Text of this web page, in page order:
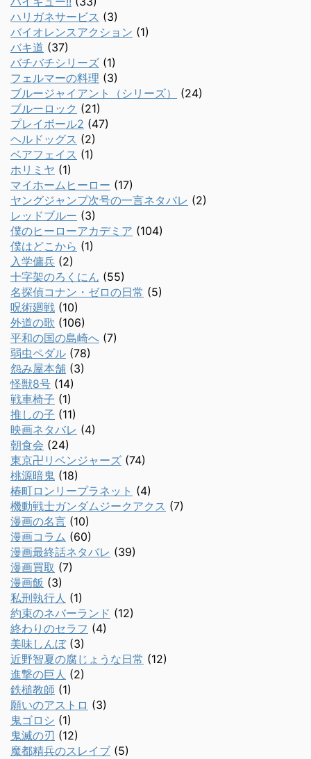
ハリガネサービス (3)
バイオレンスアクション (1)
バキ道 (37)
バチバチシリーズ (1)
フェルマーの料理 (3)
ブルージャイアント（シリーズ）
(24)
ブルーロック (21)
プレイボール2 (47)
ヘルドッグス (2)
ベアフェイス (1)
ホリミヤ (1)
マイホームヒーロー (17)
ヤングジャンプ次号の一言ネタバレ (2)
レッドブルー (3)
僕のヒーローアカデミア (104)
僕はどこから (1)
入学傭兵 (2)
十字架のろくにん (55)
名探偵コナン・ゼロの日常 (5)
呪術廻戦 (10)
外道の歌 (106)
平和の国の島崎へ (7)
弱虫ペダル (78)
怨み屋本舗 (3)
怪獣8号 (14)
戦車椅子 (1)
推しの子 (11)
映画ネタバレ (4)
朝食会 (24)
東京卍リベンジャーズ (74)
桃源暗鬼 (18)
椿町ロンリープラネット (4)
機動戦士ガンダムジークアクス (7)
漫画の名言 (10)
漫画コラム (60)
漫画最終話ネタバレ (39)
漫画買取 (7)
漫画飯 (3)
私刑執行人 (1)
約束のネバーランド (12)
終わりのセラフ (4)
美味しんぼ(3)
近野智夏の腐じょうな日常 (12)
進撃の巨人 (2)
鉄槌教師 (1)
願いのアストロ (3)
鬼ゴロシ (1)
鬼滅の刃 (12)
魔都精兵のスレイブ (5)